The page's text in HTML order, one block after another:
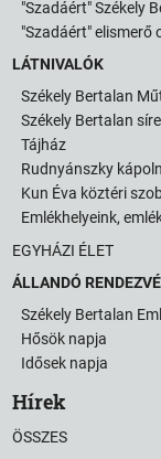
"Szadáért" Székely
"Szadáért" elismerő
LÁTNIVALÓK
Székely Bertalan
Székely Bertalan
Tájház
Rudnyánszky
Kun Éva köztéri
Emlékhelyeink,
EGYHÁZI ÉLET
ÁLLANDÓ
Székely Bertalan
Hősök napja
Idősek napja
Hírek
ÖSSZES